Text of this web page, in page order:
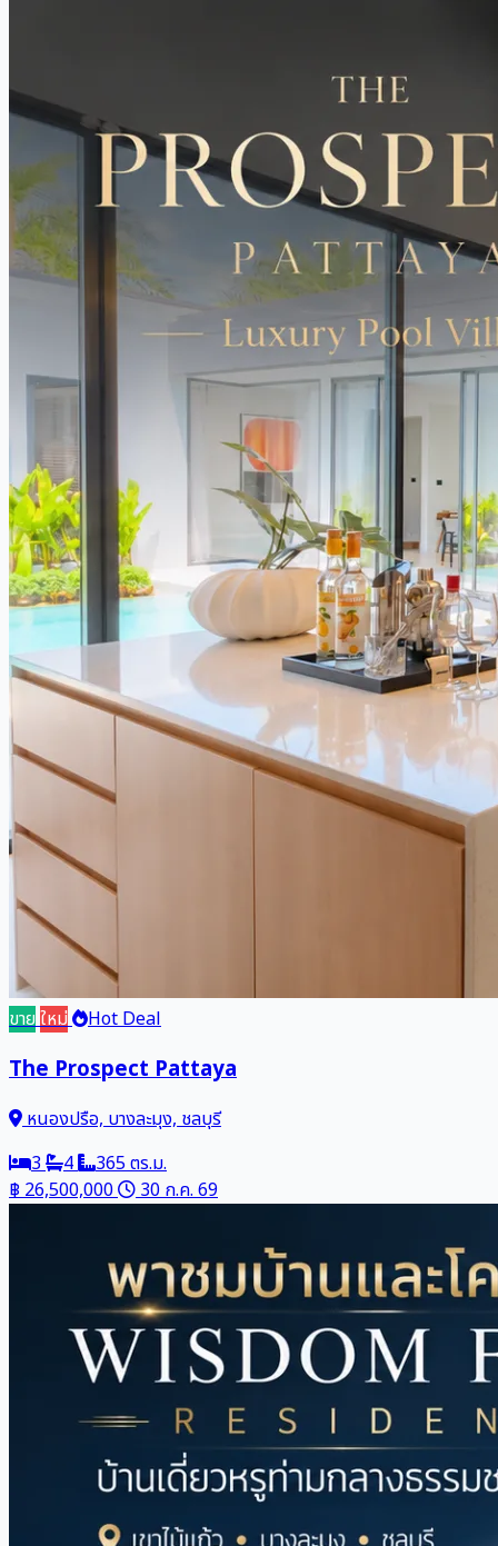
ขายใหม่ Hot Deal
The Prospect Pattaya
หนองปรือ, บางละมุง, ชลบุรี
3
4
365 ตร.ม.
฿ 26,500,000
30 ก.ค. 69